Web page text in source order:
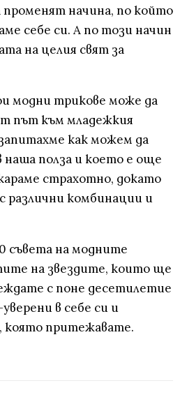
начина, по който
себе си. А по този начин
на целия свят за
модни трикове може да
път към младежкия
как можем да
наша полза и което е още
страхотно, докато
различни комбинации и
съвета на модните
на звездите, които ще
с поне десетилетие
в себе си и
която притежавате.